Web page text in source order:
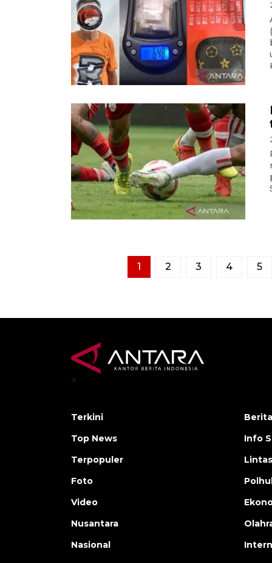
1 2 3 4 5
>
Terkini
Top News
Terpopuler
Foto
Video
Nusantara
Nasional
Info